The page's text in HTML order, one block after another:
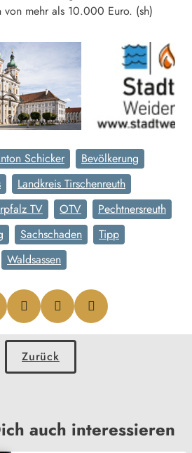
von mehr als 10.000 Euro. (sh)
Schicker
Bevölkerung
Landkreis Tirschenreuth
TV OTV
Pechtnersreuth
Sachschaden
Tipp
Waldsassen
Zurück
auch interessieren